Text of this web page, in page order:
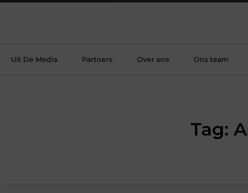
Uit De Media Partners Over ons Ons team
Tag: